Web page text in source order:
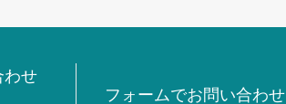
わせ
フォームでお問い合わせ